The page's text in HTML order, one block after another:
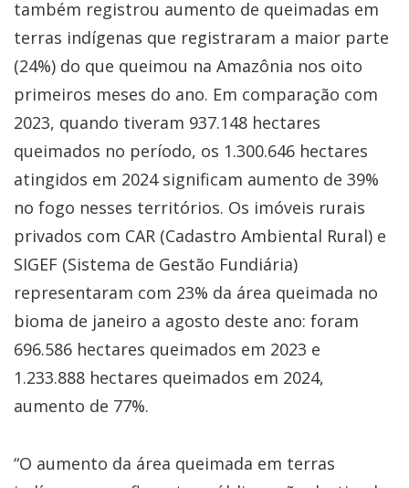
também registrou aumento de queimadas em
terras indígenas que registraram a maior parte
(24%) do que queimou na Amazônia nos oito
primeiros meses do ano. Em comparação com
2023, quando tiveram 937.148 hectares
queimados no período, os 1.300.646 hectares
atingidos em 2024 significam aumento de 39%
no fogo nesses territórios. Os imóveis rurais
privados com CAR (Cadastro Ambiental Rural) e
SIGEF (Sistema de Gestão Fundiária)
representaram com 23% da área queimada no
bioma de janeiro a agosto deste ano: foram
696.586 hectares queimados em 2023 e
1.233.888 hectares queimados em 2024,
aumento de 77%.
“O aumento da área queimada em terras